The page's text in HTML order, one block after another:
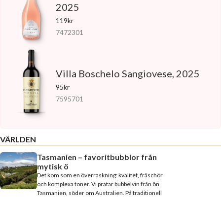
2025
119kr
7472301
Villa Boschelo Sangiovese, 2025
95kr
7595701
VÄRLDEN
Tasmanien – favoritbubblor från
mytisk ö
Det kom som en överraskning: kvalitet, fräschör
och komplexa toner. Vi pratar bubbelvin från ön
Tasmanien, söder om Australien. På traditionell